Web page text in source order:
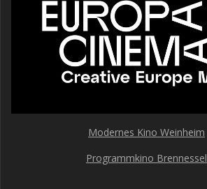
Modernes Kino Weinheim
Programmkino Brennessel